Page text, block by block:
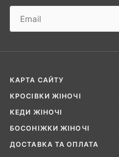
КАРТА САЙТУ
КРОСІВКИ ЖІНОЧІ
КЕДИ ЖІНОЧІ
БОСОНІЖКИ ЖІНОЧІ
ДОСТАВКА ТА ОПЛАТА